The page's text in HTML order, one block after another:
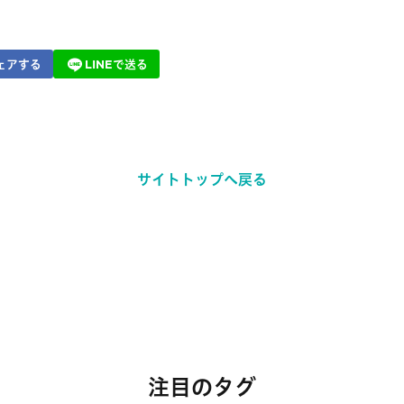
アする LINEで送る
サイトトップへ戻る
注目のタグ